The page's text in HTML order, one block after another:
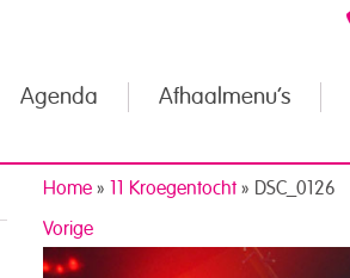
Agenda Afhaalmenu’s
Home » 11 Kroegentocht » DSC_0126
Vorige